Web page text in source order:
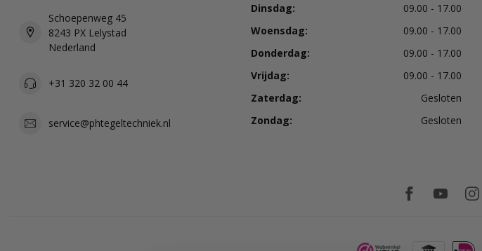
Schoepenweg 45
8243 PX Lelystad
Nederland
+31 320 32 00 44
service@phtegeltechniek.nl
Dinsdag:
09.00 - 17.00
Woensdag:
09.00 - 17.00
Donderdag:
09.00 - 17.00
Vrijdag:
09.00 - 17.00
Zaterdag:
Gesloten
Zondag:
Gesloten